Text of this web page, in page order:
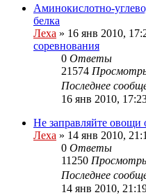
Аминокислотно-
белка
Леха » 16 янв 2010,
соревнования
0 Ответы
21574
Последнее
16 янв 2010,
Не заправляйте овощи
Леха » 14 янв 2010,
0 Ответы
11250
Последнее
14 янв 2010,